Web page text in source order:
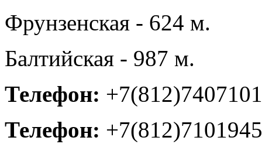
Фрунзенская - 624 м.
Балтийская - 987 м.
Телефон: +7(812)7407101
Телефон: +7(812)7101945